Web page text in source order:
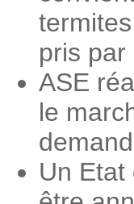
pris par
ASE
le
Un Etat